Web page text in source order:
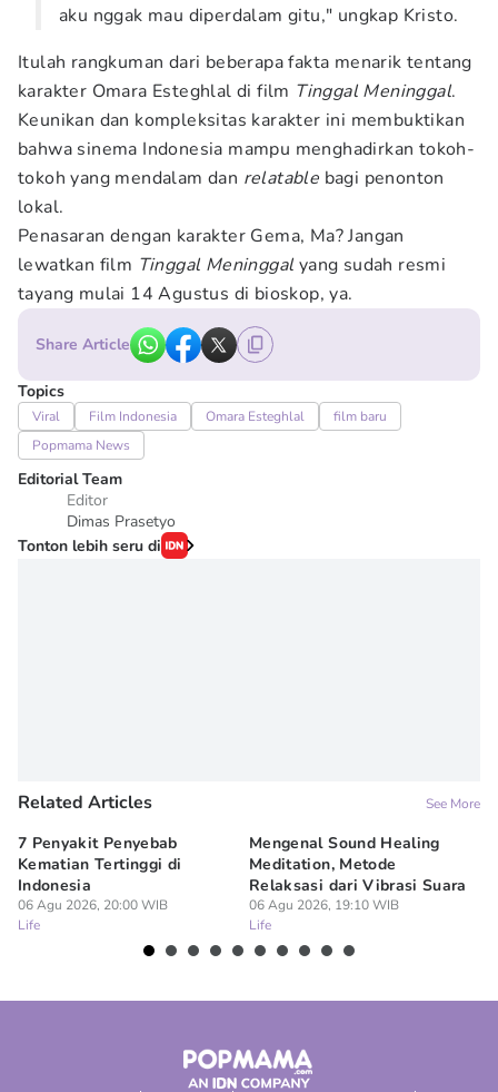
aku nggak mau diperdalam gitu," ungkap Kristo.
Itulah rangkuman dari beberapa fakta menarik tentang
karakter Omara Esteghlal di film Tinggal Meninggal.
Keunikan dan kompleksitas karakter ini membuktikan
bahwa sinema Indonesia mampu menghadirkan tokoh-
tokoh yang mendalam dan relatable bagi penonton
lokal.
Penasaran dengan karakter Gema, Ma? Jangan
lewatkan film Tinggal Meninggalyang sudah resmi
tayang mulai 14 Agustus di bioskop, ya.
Share Article
Topics
Viral Film Indonesia Omara Esteghlal
film baru
Popmama News
Editorial Team
Editor
Dimas Prasetyo
Tonton lebih seru di
Related Articles See More
7 Penyakit Penyebab
Kematian Tertinggi di
Indonesia
06 Agu 2026, 20:00 WIB
Life
Mengenal Sound Healing
Meditation, Metode
Relaksasi dari Vibrasi Suara
06 Agu 2026, 19:10 WIB
Life